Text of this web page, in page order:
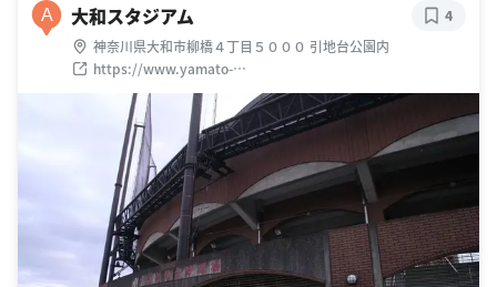
A 大和スタジアム
神奈川県大和市柳橋４丁目５０００ 引地台公園内
https://www.yamato-
zaidan.or.jp/hikichidaipark/hikichidai-stadium-2
4